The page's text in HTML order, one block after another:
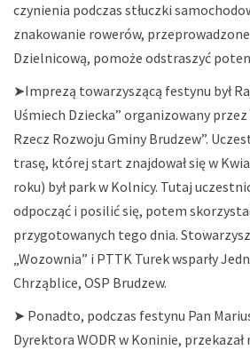
czynienia podczas stłuczki
znakowanie rowerów,
Dzielnicową, pomoże odstraszyć
➤Imprezą towarzyszącą festynu był
Uśmiech Dziecka” organizowany
Rzecz Rozwoju Gminy Brudzew”.
trasę, której start znajdował się w
roku) był park w Kolnicy. Tutaj
odpocząć i posilić się, potem
przygotowanych tego dnia.
„Wozownia” i PTTK Turek wsparły
Chrząblice, OSP Brudzew.
➤ Ponadto, podczas festynu Pan
Dyrektora WODR w Koninie,